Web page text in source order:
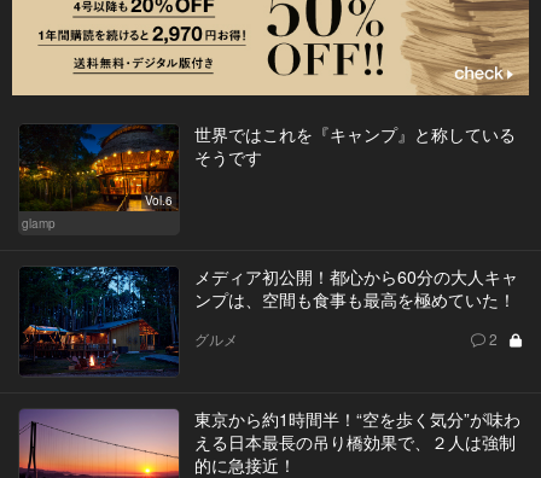
Vol.6
glamp
世界ではこれを『キャンプ』と称している
そうです
メディア初公開！都心から60分の大人キャ
ンプは、空間も食事も最高を極めていた！
グルメ 2
東京から約1時間半！“空を歩く気分”が味わ
える日本最長の吊り橋効果で、２人は強制
的に急接近！